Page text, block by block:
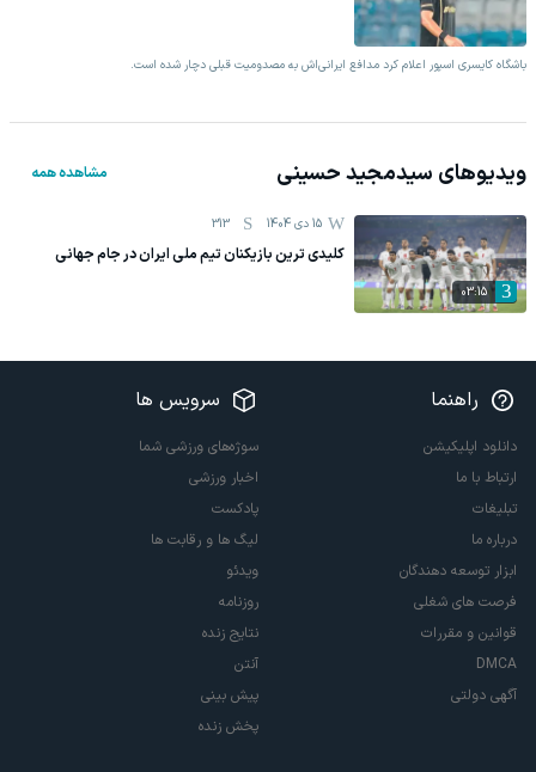
باشگاه کایسری اسپور اعلام کرد مدافع ایرانی‌اش به مصدومیت قبلی دچار شده است.
ویدیوهای سیدمجید حسینی مشاهده همه
03:15
15 دی 1404 313
کلیدی ترین بازیکنان تیم ملی ایران در جام جهانی
راهنما
دانلود اپلیکیشن
ارتباط با ما
تبلیغات
درباره ما
ابزار توسعه دهندگان
فرصت های شغلی
قوانین و مقررات
DMCA
آگهی دولتی
سرویس ها
سوژه‌های ورزشی شما
اخبار ورزشی
پادکست
لیگ ها و رقابت ها
ویدئو
روزنامه
نتایج زنده
آنتن
پیش بینی
پخش زنده